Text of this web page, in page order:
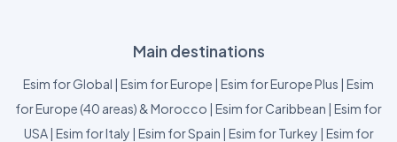
Main destinations
Esim for Global | Esim for Europe | Esim for Europe Plus | Esim
for Europe (40 areas) & Morocco | Esim for Caribbean | Esim for
USA| Esim for Italy | Esim for Spain | Esim for Turkey | Esim for